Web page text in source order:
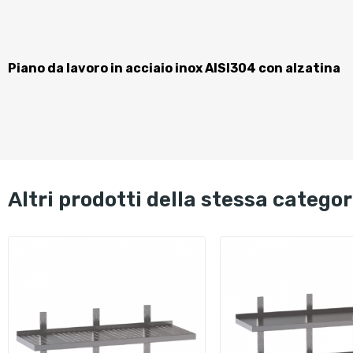
Piano da lavoro in acciaio inox AISI304 con alzatina
altri prodotti della stessa